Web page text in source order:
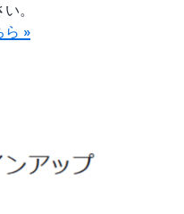
。
ら »